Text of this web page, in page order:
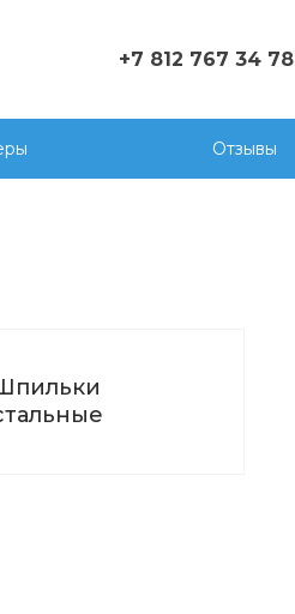
+7 812 767 34 78
г. Санкт-Петербург, Ул.
Седова д.107 лит. А, офис
206
Отзывы